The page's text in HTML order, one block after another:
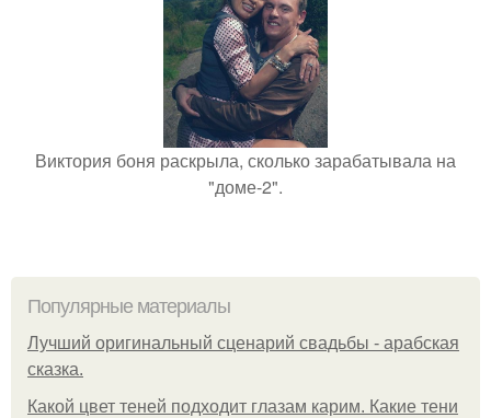
Виктория боня раскрыла, сколько зарабатывала на
"доме-2".
Популярные материалы
Лучший оригинальный сценарий свадьбы - арабская
сказка.
Какой цвет теней подходит глазам карим. Какие тени